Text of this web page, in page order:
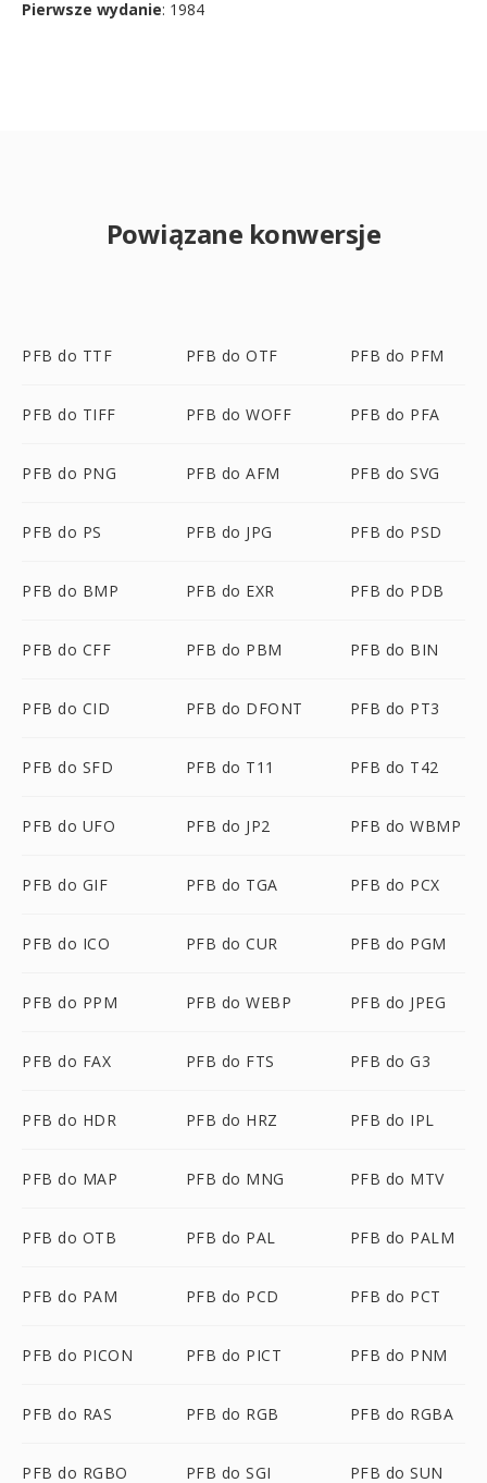
Pierwsze wydanie: 1984
Powiązane konwersje
PFB do TTF PFB do OTF PFB do PFM
PFB do TIFF PFB do WOFF PFB do PFA
PFB do PNG PFB do AFM PFB do SVG
PFB do PS PFB do JPG PFB do PSD
PFB do BMP PFB do EXR PFB do PDB
PFB do CFF PFB do PBM PFB do BIN
PFB do CID PFB do DFONT PFB do PT3
PFB do SFD PFB do T11 PFB do T42
PFB do UFO PFB do JP2 PFB do WBMP
PFB do GIF PFB do TGA PFB do PCX
PFB do ICO PFB do CUR PFB do PGM
PFB do PPM PFB do WEBP PFB do JPEG
PFB do FAX PFB do FTS PFB do G3
PFB do HDR PFB do HRZ PFB do IPL
PFB do MAP PFB do MNG PFB do MTV
PFB do OTB PFB do PAL PFB do PALM
PFB do PAM PFB do PCD PFB do PCT
PFB do PICON PFB do PICT PFB do PNM
PFB do RAS PFB do RGB PFB do RGBA
PFB do RGBO PFB do SGI PFB do SUN